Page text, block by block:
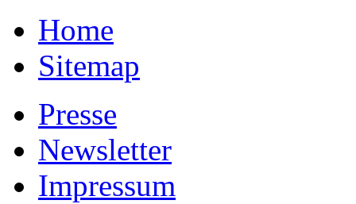
Home
Sitemap
Presse
Newsletter
Impressum